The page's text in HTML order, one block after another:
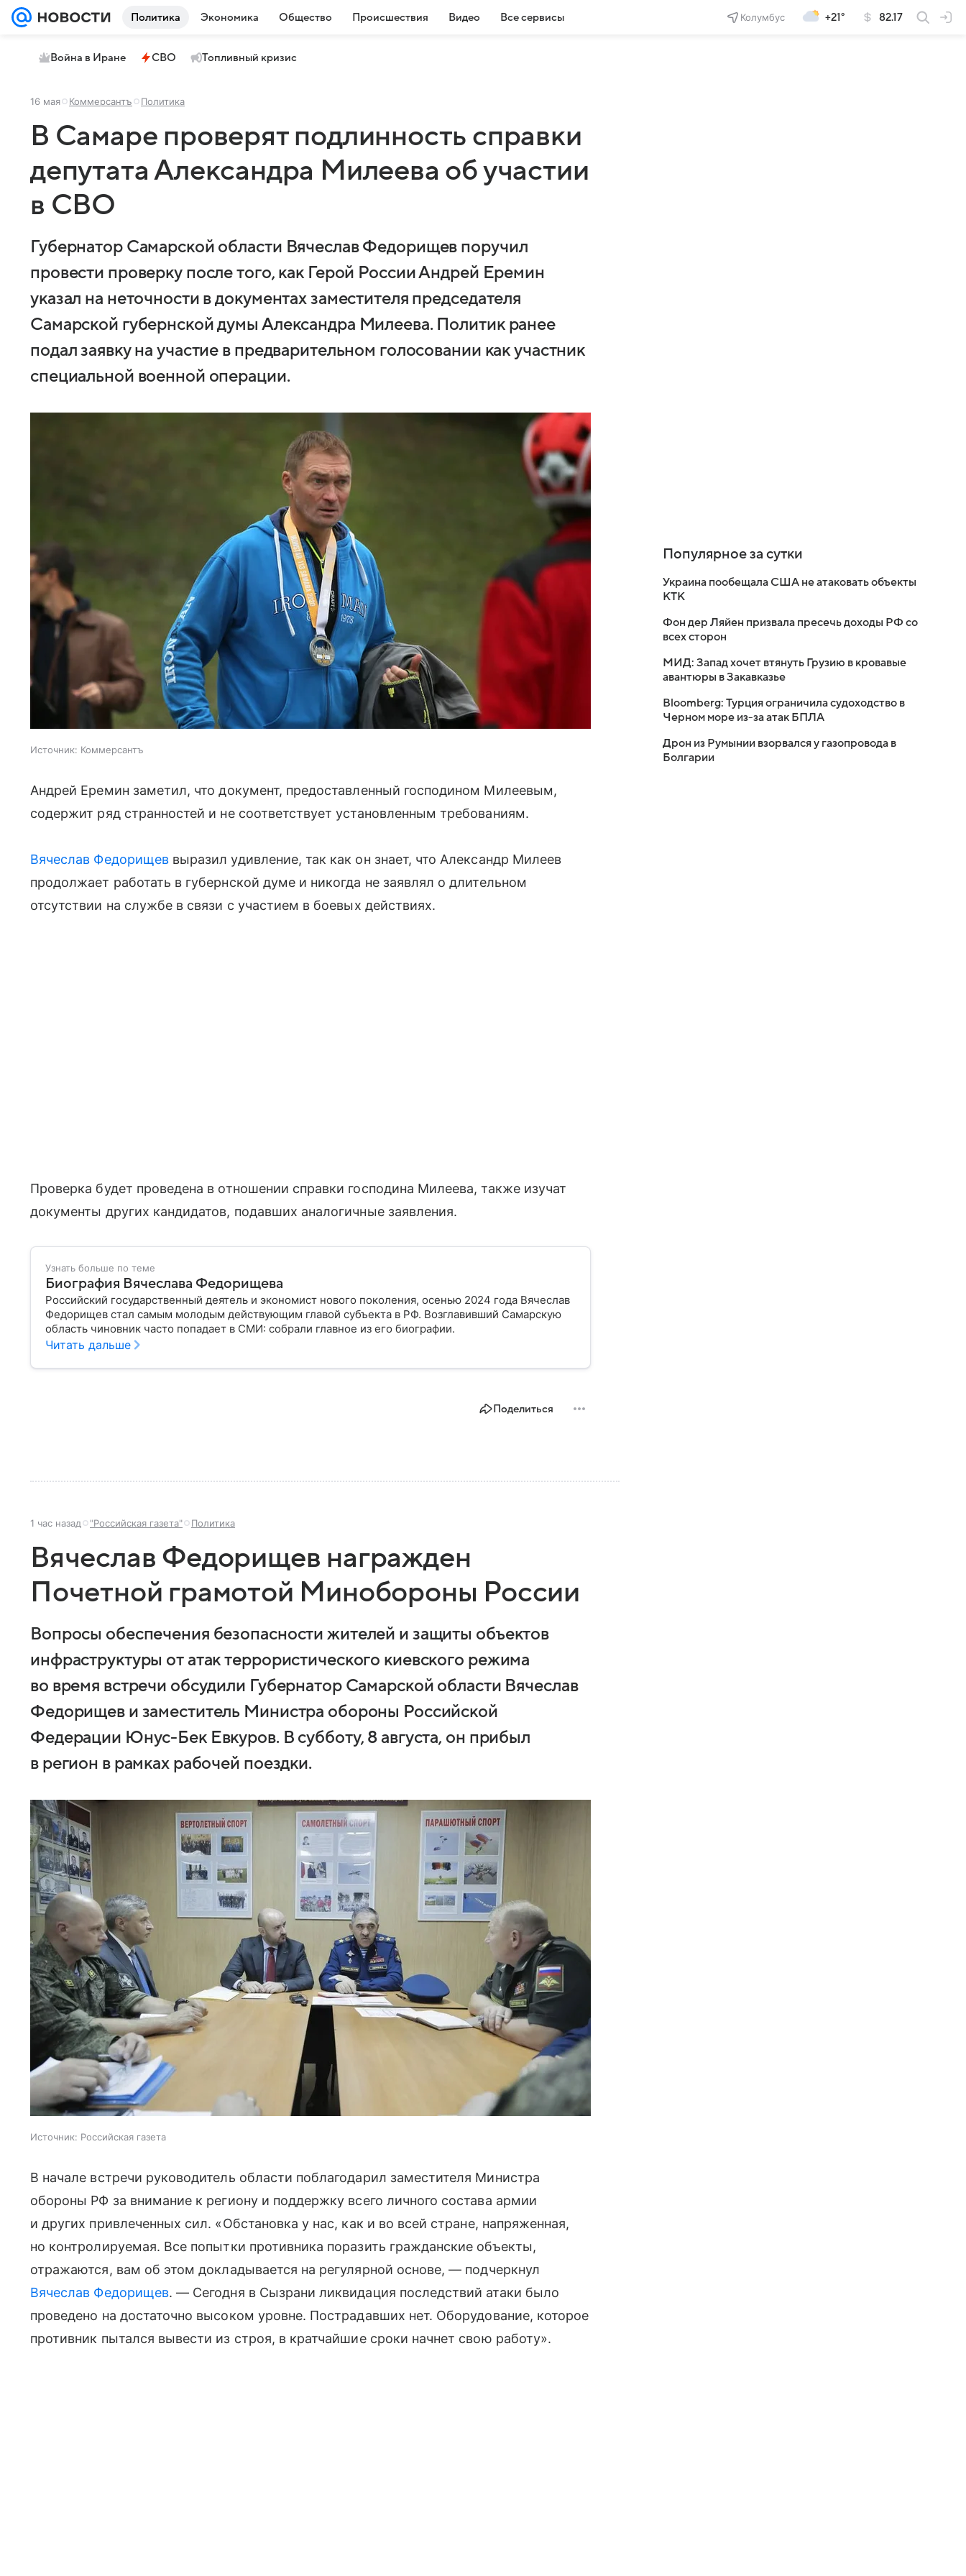
Политика Экономика Общество Происшествия Видео Все сервисы Колумбус +21° 82.17
Война в Иране СВО Топливный кризис
16 мая Коммерсантъ Политика
В Самаре проверят подлинность справки
депутата Александра Милеева об участии
в СВО
Губернатор Самарской области Вячеслав Федорищев поручил
провести проверку после того, как Герой России Андрей Еремин
указал на неточности в документах заместителя председателя
Самарской губернской думы Александра Милеева. Политик ранее
подал заявку на участие в предварительном голосовании как участник
специальной военной операции.
Источник: Коммерсантъ
Андрей Еремин заметил, что документ, предоставленный господином Милеевым,
содержит ряд странностей и не соответствует установленным требованиям.
Вячеслав Федорищеввыразил удивление, так как он знает, что Александр Милеев
продолжает работать в губернской думе и никогда не заявлял о длительном
отсутствии на службе в связи с участием в боевых действиях.
Проверка будет проведена в отношении справки господина Милеева, также изучат
документы других кандидатов, подавших аналогичные заявления.
Узнать больше по теме
Биография Вячеслава Федорищева
Российский государственный деятель и экономист нового поколения, осенью 2024 года Вячеслав
Федорищев стал самым молодым действующим главой субъекта в РФ. Возглавивший Самарскую
область чиновник часто попадает в СМИ: собрали главное из его биографии.
Читать дальше
Поделиться
1 час назад "Российская газета" Политика
Вячеслав Федорищев награжден
Почетной грамотой Минобороны России
Вопросы обеспечения безопасности жителей и защиты объектов
инфраструктуры от атак террористического киевского режима
во время встречи обсудили Губернатор Самарской области Вячеслав
Федорищев и заместитель Министра обороны Российской
Федерации Юнус-Бек Евкуров. В субботу, 8 августа, он прибыл
в регион в рамках рабочей поездки.
Источник: Российская газета
В начале встречи руководитель области поблагодарил заместителя Министра
обороны РФ за внимание к региону и поддержку всего личного состава армии
и других привлеченных сил. «Обстановка у нас, как и во всей стране, напряженная,
но контролируемая. Все попытки противника поразить гражданские объекты,
отражаются, вам об этом докладывается на регулярной основе, — подчеркнул
Вячеслав Федорищев. — Сегодня в Сызрани ликвидация последствий атаки было
проведено на достаточно высоком уровне. Пострадавших нет. Оборудование, которое
противник пытался вывести из строя, в кратчайшие сроки начнет свою работу».
Популярное за сутки
Украина пообещала США не атаковать объекты
КТК
Фон дер Ляйен призвала пресечь доходы РФ со
всех сторон
МИД: Запад хочет втянуть Грузию в кровавые
авантюры в Закавказье
Bloomberg: Турция ограничила судоходство в
Черном море из-за атак БПЛА
Дрон из Румынии взорвался у газопровода в
Болгарии